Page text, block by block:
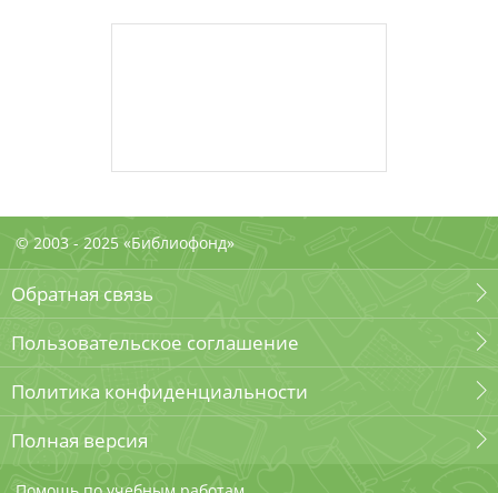
© 2003 - 2025 «Библиофонд»
Обратная связь
Пользовательское соглашение
Политика конфиденциальности
Полная версия